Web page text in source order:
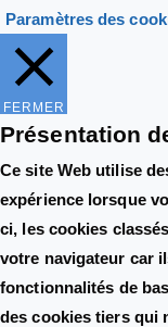
Paramètres des
FERMER
Présentation
Ce site Web utilise
expérience lorsque
ci, les cookies
votre navigateur car
fonctionnalités de
des cookies tiers qui